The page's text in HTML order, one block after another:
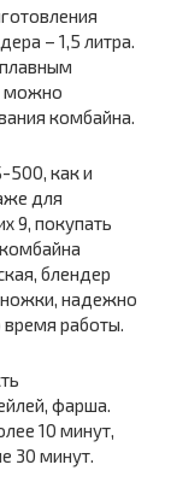
– 1,5 литра.
плавным
можно
комбайна.
500, как и
для
9, покупать
блендер
ножки, надежно
работы.
фарша.
10 минут,
30 минут.